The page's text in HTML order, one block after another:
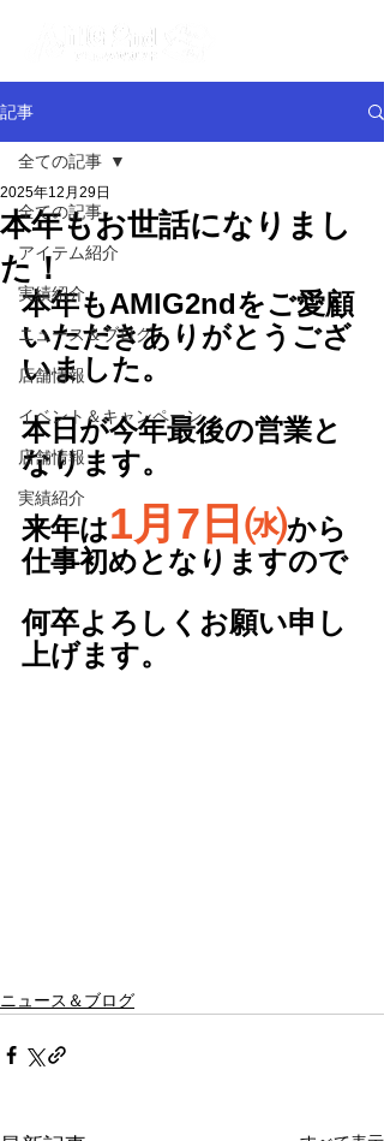
記事
全ての記事
アイテム紹介
実績紹介
ニュース＆ブログ
店舗情報
イベント＆キャンペーン
店舗情報
実績紹介
全ての記事
本年もお世話になりまし
た！
2025年12月29日
本年もAMIG2ndをご愛顧
いただきありがとうござ
いました。
本日が今年最後の営業と
なります。
来年は1月7日㈬から
仕事初めとなりますので
何卒よろしくお願い申し
上げます。
ニュース＆ブログ